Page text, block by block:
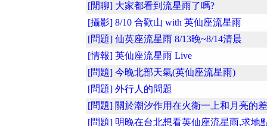
[閒聊] 大家都看到流星雨了嗎?
[攝影] 8/10 合歡山 with 英仙座流星雨
[問題] 仙英座流星雨 8/13晚~8/14清晨
[情報] 英仙座流星雨 Live
[問題] 今晚北部天氣(英仙座流星雨)
[問題] 外行人的問題
[問題] 關於潮汐作用在火衛一上和月亮的
[問題] 明晚在台北想看英仙座流星雨,求地